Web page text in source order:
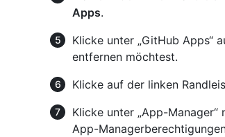
Apps.
Klicke unter „GitHub Apps“
entfernen möchtest.
Klicke auf der linken
Klicke unter „App-
App-